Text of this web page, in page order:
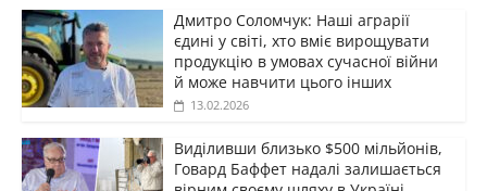
Дмитро Соломчук: Наші аграрії
єдині у світі, хто вміє вирощувати
продукцію в умовах сучасної війни
й може навчити цього інших
13.02.2026
Виділивши близько $500 мільйонів,
Говард Баффет надалі залишається